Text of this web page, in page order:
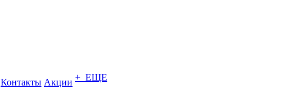
Контакты Акции + ЕЩЕ